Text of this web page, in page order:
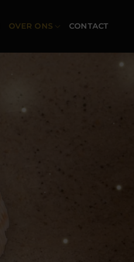
OVER ONS CONTACT